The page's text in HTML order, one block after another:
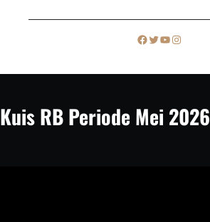
Facebook Twitter YouTube Instagram
Kuis RB Periode Mei 2026